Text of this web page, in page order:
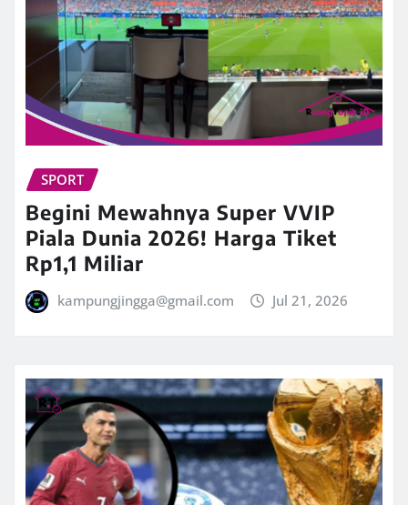
SPORT
Begini Mewahnya Super VVIP
Piala Dunia 2026! Harga Tiket
Rp1,1 Miliar
kampungjingga@gmail.com Jul 21, 2026